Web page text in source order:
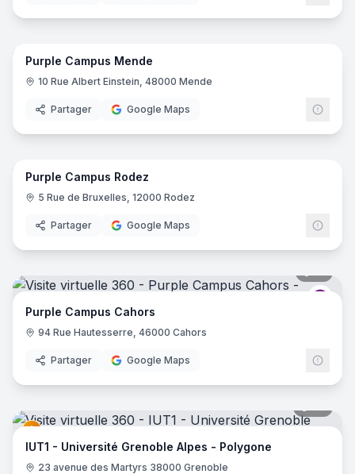
16
Purple Campus Mende
10 Rue Albert Einstein, 48000 Mende
Partager Google Maps
22
Purple Campus Rodez
5 Rue de Bruxelles, 12000 Rodez
Partager Google Maps
Purple Campus Cahors
94 Rue Hautesserre, 46000 Cahors
Partager Google Maps
IUT1 - Université Grenoble Alpes - Polygone
23 avenue des Martyrs 38000 Grenoble